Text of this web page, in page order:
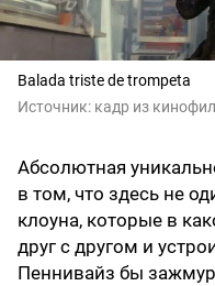
Balada triste de trompeta
Источник: кадр из
Абсолютная
в том, что здесь не
клоуна, которые в
друг с другом и
Пеннивайз бы